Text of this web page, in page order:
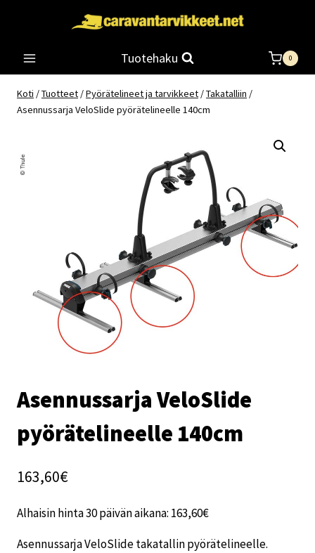
Tuotehaku 0
Koti /Tuotteet /Pyörätelineet ja tarvikkeet /Takatalliin /
Asennussarja VeloSlide pyörätelineelle 140cm
Asennussarja VeloSlide
pyörätelineelle 140cm
163,60€
Alhaisin hinta 30 päivän aikana: 163,60€
Asennussarja VeloSlide takatallin pyörätelineelle.